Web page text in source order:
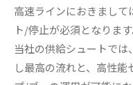
高速ラインにおきまし
ト/停止が必須となります
当社の供給シュートで
し最高の流れと、高性